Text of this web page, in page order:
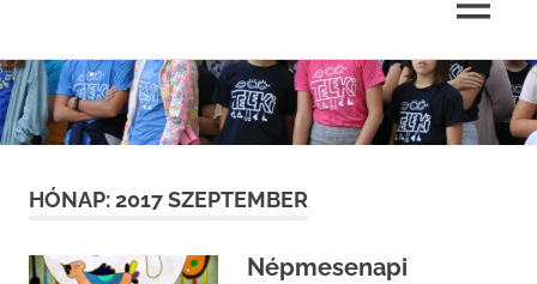
Skip
to
content
MENU
HÓNAP:2017 SZEPTEMBER
Népmesenapi